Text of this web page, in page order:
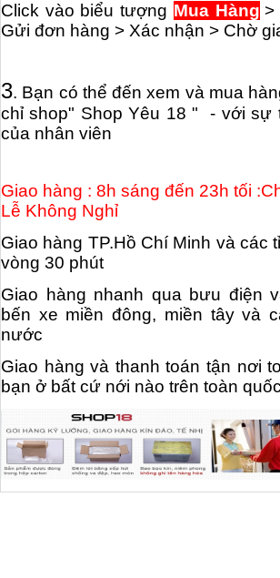
Click vào biểu tượng Mua Hàng >
Gửi đơn hàng > Xác nhận > Chờ
3. Bạn có thể đến xem và mua
chỉ shop" Shop Yêu 18 " - với sự
của nhân viên
Giao hàng : 8h sáng đến 23h tối
Lễ Không Nghỉ
Giao hàng TP.Hồ Chí Minh và các
vòng 30 phút
Giao hàng nhanh qua bưu điện
bến xe miền đông, miền tây và
nước
Giao hàng và thanh toán tận nơi
bạn ở bất cứ nới nào trên toàn quốc